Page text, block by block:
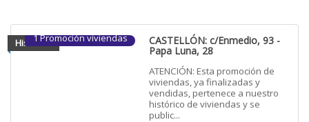
1 Promoción viviendas CASTELLÓN: c/Enmedio, 93 -
Papa Luna, 28
ATENCIÓN: Esta promoción de
viviendas, ya finalizadas y
vendidas, pertenece a nuestro
histórico de viviendas y se
public...
Historico